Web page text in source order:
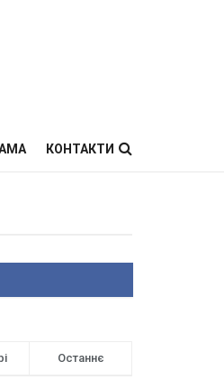
КОНТАКТИ
Останнє